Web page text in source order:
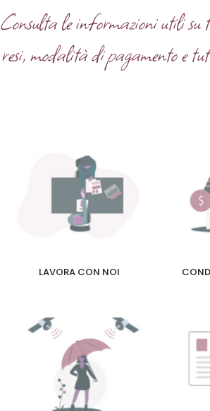
Consulta le informazioni utili su
resi, modalità di pagamento e
LAVORA CON NOI